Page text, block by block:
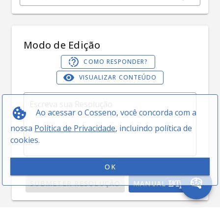
Ao acessar o Cosseno, você concorda com a
nossa Política de Privacidade, incluindo política de
cookies.
OK
Modo de Edição
COMO RESPONDER?
VISUALIZAR CONTEÚDO
SUBMETER RESOLUÇÃO MANUAL